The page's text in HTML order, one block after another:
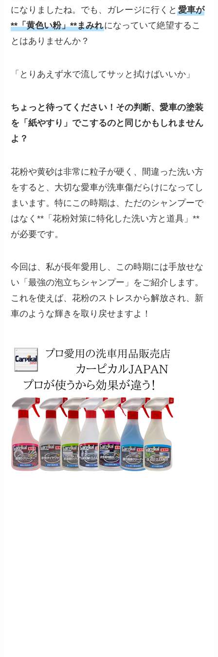
になりましたね。でも、ガレージに行くと愛車が
**「黄色い粉」**まみれになっていて絶望するこ
とはありませんか？
「とりあえず水で流してサッと拭けばいいか」
ちょっと待ってください！その判断、愛車の塗装
を「紙やすり」でこするのと同じかもしれません
よ？
花粉や黄砂は非常に粒子が硬く、間違った洗い方
をすると、大切な愛車が洗車傷だらけになってし
まいます。特にこの時期は、ただのシャンプーで
はなく**「花粉対策に特化した洗い方と道具」**
が必要です。
今回は、私が長年愛用し、この時期には手放せな
い「最強の泡立ちシャンプー」をご紹介します。
これを使えば、花粉のストレスから解放され、新
車のような輝きを取り戻せますよ！